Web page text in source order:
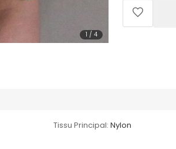
1 / 4
Tissu Principal: Nylon